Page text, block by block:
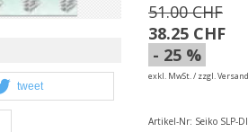
tweet
51.00 CHF
38.25 CHF
- 25 %
exkl. MwSt. / zzgl.
Artikel-Nr: Seiko SLP-